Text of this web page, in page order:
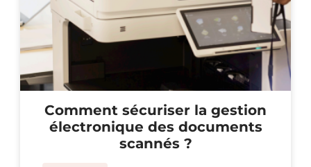
Comment sécuriser la gestion
électronique des documents
scannés ?